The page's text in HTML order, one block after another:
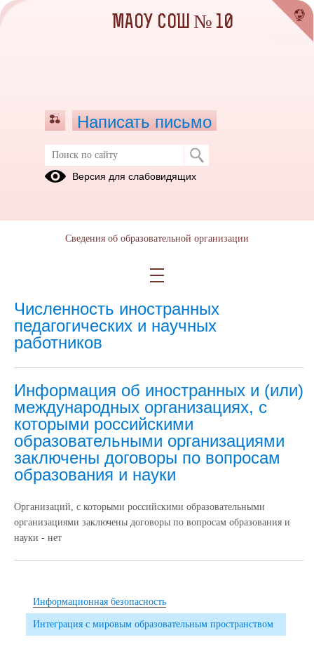
Численность иностранных
программам
Численность иностранных
педагогических и научных
работников
Информация об иностранных и (или)
международных организациях, с
которыми российскими
образовательными организациями
заключены договоры по вопросам
образования и науки
Организаций, с которыми российскими образовательными
организациями заключены договоры по вопросам образования и
науки - нет
Информационная безопасность
Интеграция с мировым образовательным пространством
МАОУ СОШ № 10
Написать письмо
Версия для слабовидящих
Сведения об образовательной организации